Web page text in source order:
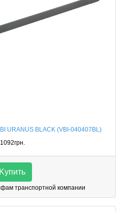
URANUS BLACK (VBI-040407BL)
1092грн.
Kупить
транспортной компании